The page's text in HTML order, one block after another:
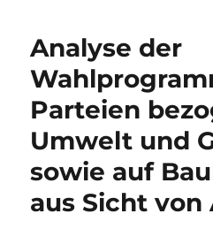
Analyse der
Parteien
Umwelt und
sowie auf
aus Sicht von